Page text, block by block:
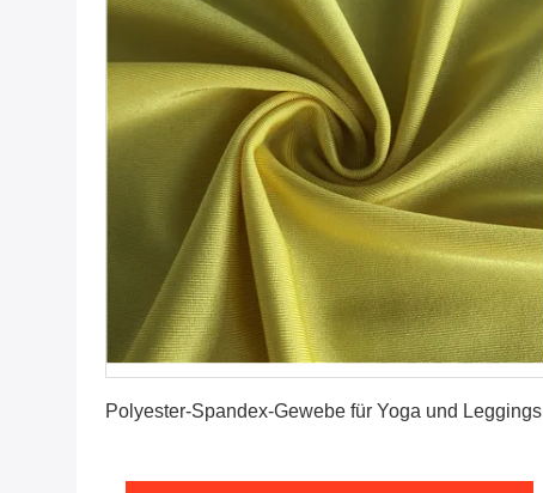
Polyester-Spandex-Gewebe für Yoga und Leggings